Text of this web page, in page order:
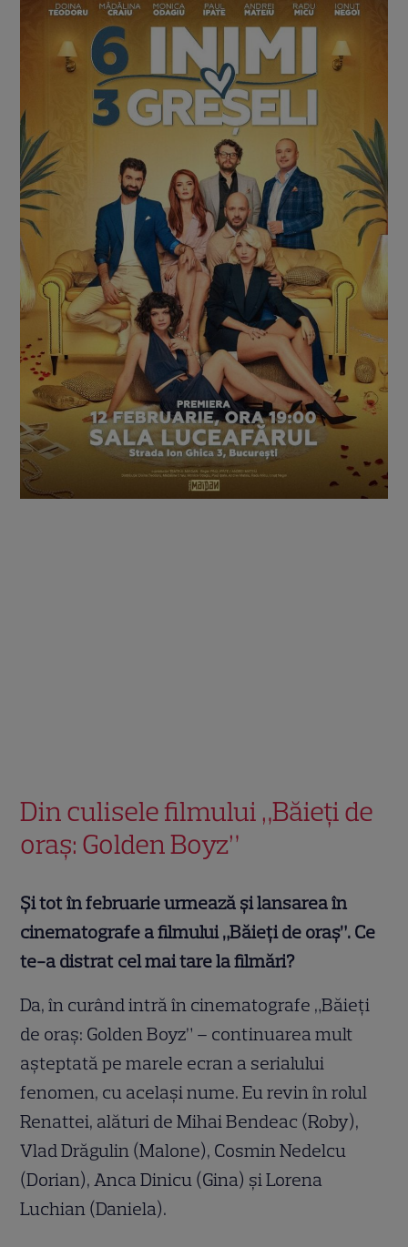
Din culisele filmului „Băieți de
oraș: Golden Boyz”
Și tot în februarie urmează și lansarea în
cinematografe a filmului „Băieți de oraș”. Ce
te-a distrat cel mai tare la filmări?
Da, în curând intră în cinematografe „Băieți
de oraș: Golden Boyz” – continuarea mult
așteptată pe marele ecran a serialului
fenomen, cu același nume. Eu revin în rolul
Renattei, alături de Mihai Bendeac (Roby),
Vlad Drăgulin (Malone), Cosmin Nedelcu
(Dorian), Anca Dinicu (Gina) și Lorena
Luchian (Daniela).